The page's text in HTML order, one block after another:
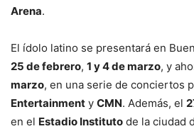
Arena.
El ídolo latino se presentará en
25 de febrero, 1 y 4 de marzo, y
marzo, en una serie de conciertos
Entertainment y CMN. Además, el
en el Estadio Instituto de la ciudad